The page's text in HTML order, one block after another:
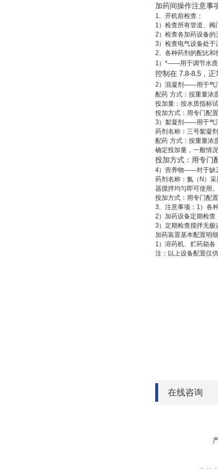
加药间操作注意事
1、开机前检查：
1）检查所有管道、
2）检查各加药设备
3）检查电气设备处于
2、各种药剂的配比
1）*——用于调节水
控制在 7.8-8.5，
2）混凝剂——用于气
配药 方式：按重量浓
投加量：按水质指标
投加方式：用专门配
3）絮凝剂——用于气
药剂名称：三号絮凝
配药 方式：按重量浓
确定投加量，一般情
投加方式：用专门
4）营养物——对于缺
药剂名称：氮（N）
器搅拌均匀即可使用
投加方式：用专门配
3、注意事项：1）各
2）加药设备定期检
3）定期检查搅拌无
加药装置基本配置明
1）溶药机、贮药箱
注：以上设备配置仅
在线咨询